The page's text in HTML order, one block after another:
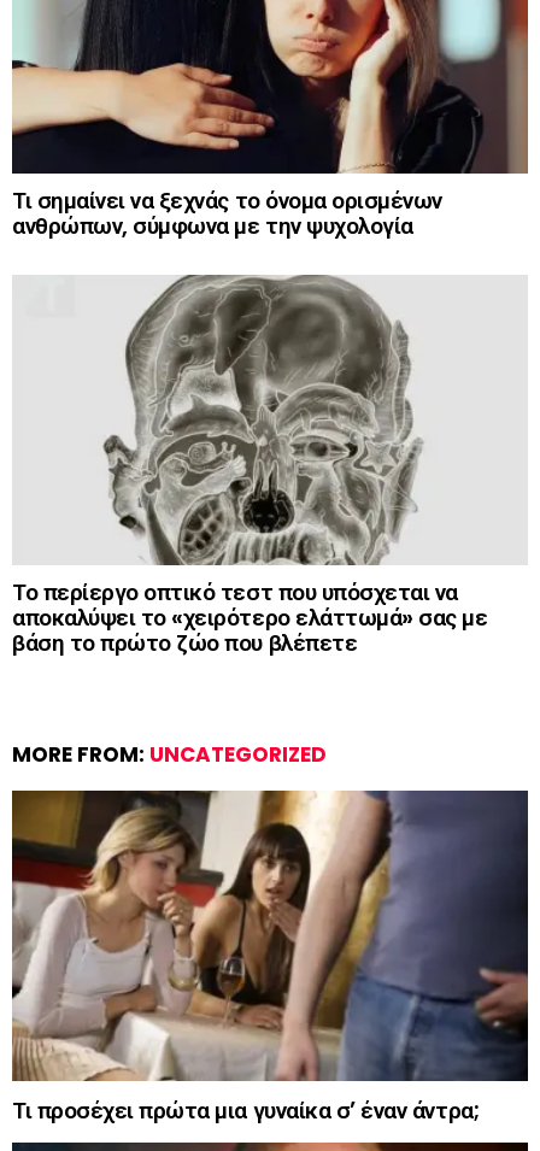
Τι σημαίνει να ξεχνάς το όνομα ορισμένων
ανθρώπων, σύμφωνα με την ψυχολογία
Το περίεργο οπτικό τεστ που υπόσχεται να
αποκαλύψει το «χειρότερο ελάττωμά» σας με
βάση το πρώτο ζώο που βλέπετε
MORE FROM: UNCATEGORIZED
Τι προσέχει πρώτα μια γυναίκα σ’ έναν άντρα;